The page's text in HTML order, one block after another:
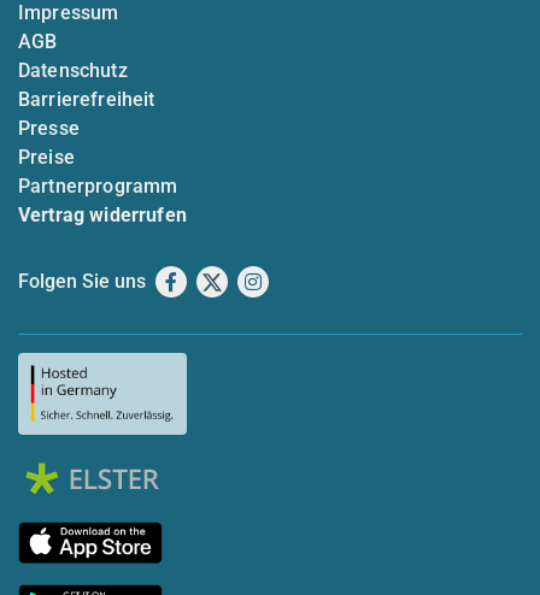
Impressum
AGB
Datenschutz
Barrierefreiheit
Presse
Preise
Partnerprogramm
Vertrag widerrufen
Folgen Sie uns Facebook
X Instagram